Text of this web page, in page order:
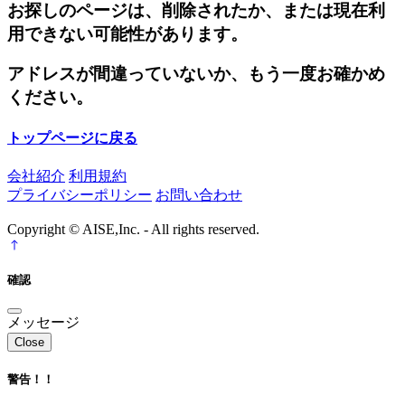
お探しのページは、削除されたか、または現在利
用できない可能性があります。
アドレスが間違っていないか、もう一度お確かめ
ください。
トップページに戻る
会社紹介 利用規約
プライバシーポリシー お問い合わせ
Copyright © AISE,Inc. - All rights reserved.
確認
メッセージ
Close
警告！！